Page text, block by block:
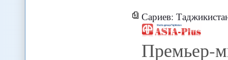
Сариев: Таджикистан и
Премьер-